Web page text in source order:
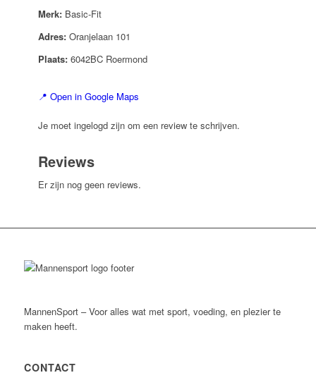
Merk:Basic-Fit
Adres:Oranjelaan 101
Plaats:6042BC Roermond
📍 Open in Google Maps
Je moet ingelogd zijn om een review te schrijven.
Reviews
Er zijn nog geen reviews.
MannenSport – Voor alles wat met sport, voeding, en plezier te
maken heeft.
CONTACT